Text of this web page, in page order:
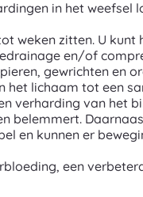
in het weefsel
weken zitten. U kunt
en/of
gewrichten en
het lichaam tot een
verharding van het
belemmert.
en kunnen er
een